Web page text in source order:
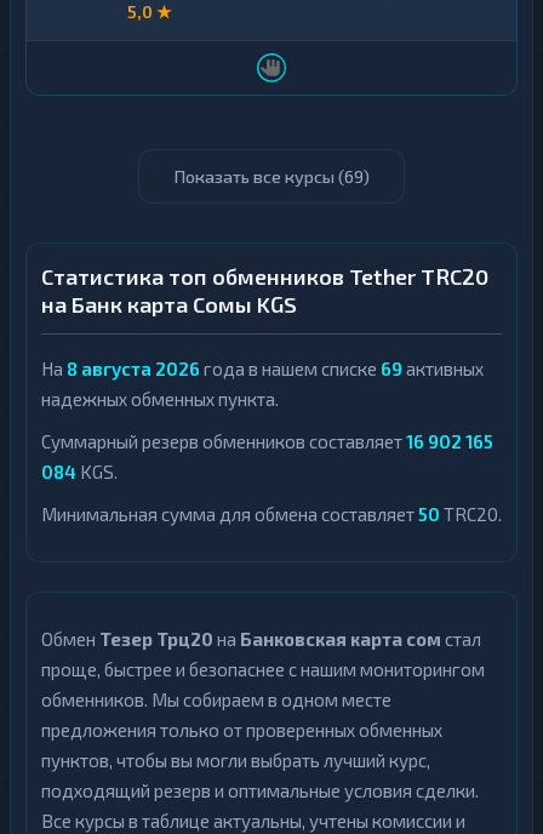
5,0 ★
Показать все курсы (69)
Статистика топ обменников Tether TRC20
на Банк карта Сомы KGS
На 8 августа 2026 года в нашем списке 69 активных
надежных обменных пункта.
Суммарный резерв обменников составляет16 902 165
084 KGS.
Минимальная сумма для обмена составляет50 TRC20.
Обмен Тезер Трц20 на Банковская карта сом стал
проще, быстрее и безопаснее с нашим мониторингом
обменников. Мы собираем в одном месте
предложения только от проверенных обменных
пунктов, чтобы вы могли выбрать лучший курс,
подходящий резерв и оптимальные условия сделки.
Все курсы в таблице актуальны, учтены комиссии и